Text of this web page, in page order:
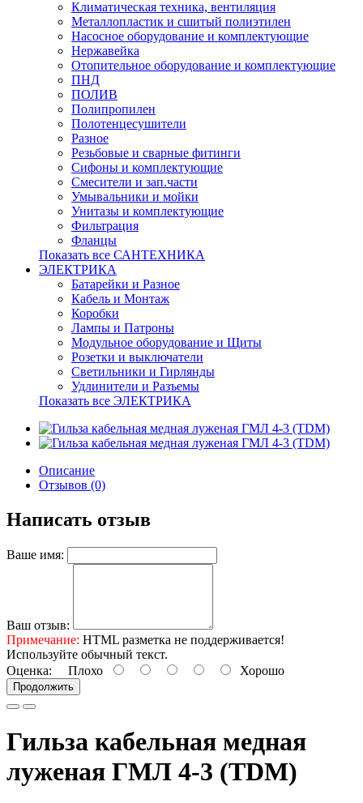
Климатическая техника, вентиляция
Металлопластик и сшитый полиэтилен
Насосное оборудование и комплектующие
Нержавейка
Отопительное оборудование и комплектующие
ПНД
ПОЛИВ
Полипропилен
Полотенцесушители
Разное
Резьбовые и сварные фитинги
Сифоны и комплектующие
Смесители и зап.части
Умывальники и мойки
Унитазы и комплектующие
Фильтрация
Фланцы
Показать все САНТЕХНИКА
ЭЛЕКТРИКА
Батарейки и Разное
Кабель и Монтаж
Коробки
Лампы и Патроны
Модульное оборудование и Щиты
Розетки и выключатели
Светильники и Гирлянды
Удлинители и Разъемы
Показать все ЭЛЕКТРИКА
Описание
Отзывов (0)
Написать отзыв
Ваше имя:
Ваш отзыв:
Примечание: HTML разметка не поддерживается!
Используйте обычный текст.
Оценка: Плохо Хорошо
Продолжить
Гильза кабельная медная
луженая ГМЛ 4-3 (TDM)